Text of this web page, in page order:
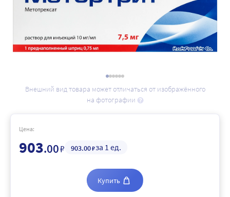
Внешний вид товара может отличаться от изображённого
на фотографии
Цена:
903.00₽ 903.00₽за 1 ед.
Купить